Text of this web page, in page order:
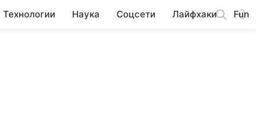
Технологии Наука Соцсети Лайфхаки Fun